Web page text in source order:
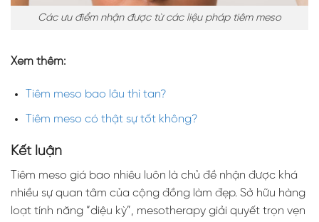
Các ưu điểm nhận được từ các liệu pháp tiêm meso
Xem thêm:
Tiêm meso bao lâu thì tan?
Tiêm meso có thật sự tốt không?
Kết luận
Tiêm meso giá bao nhiêu luôn là chủ đề nhận được khá
nhiều sự quan tâm của cộng đồng làm đẹp. Sở hữu hàng
loạt tính năng “diệu kỳ”, mesotherapy giải quyết trọn vẹn